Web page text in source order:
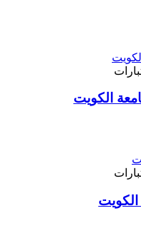
الكويت